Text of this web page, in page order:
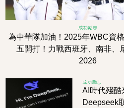
成功勵志
為中華隊加油！2025年WBC資
五開打！力戰西班牙、南非、
2026
成功勵志
AI時代殘酷
Deepseek